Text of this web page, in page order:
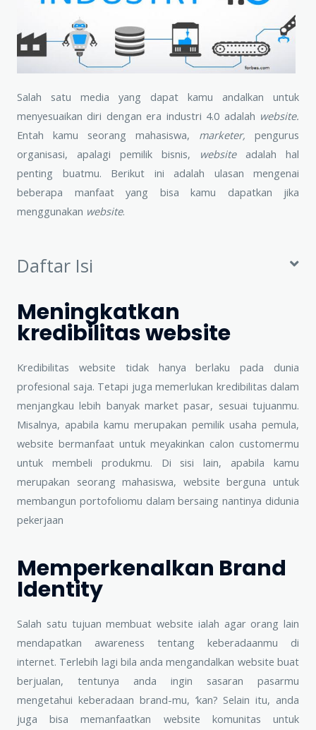
Salah satu media yang dapat kamu andalkan untuk
menyesuaikan diri dengan era industri 4.0 adalah website.
Entah kamu seorang mahasiswa, marketer, pengurus
organisasi, apalagi pemilik bisnis, website adalah hal
penting buatmu. Berikut ini adalah ulasan mengenai
beberapa manfaat yang bisa kamu dapatkan jika
menggunakan website.
Daftar Isi
Meningkatkan
kredibilitas website
Kredibilitas website tidak hanya berlaku pada dunia
profesional saja. Tetapi juga memerlukan kredibilitas dalam
menjangkau lebih banyak market pasar, sesuai tujuanmu.
Misalnya, apabila kamu merupakan pemilik usaha pemula,
website bermanfaat untuk meyakinkan calon customermu
untuk membeli produkmu. Di sisi lain, apabila kamu
merupakan seorang mahasiswa, website berguna untuk
membangun portofoliomu dalam bersaing nantinya didunia
pekerjaan
Memperkenalkan Brand
Identity
Salah satu tujuan membuat website ialah agar orang lain
mendapatkan awareness tentang keberadaanmu di
internet. Terlebih lagi bila anda mengandalkan website buat
berjualan, tentunya anda ingin sasaran pasarmu
mengetahui keberadaan brand-mu, ‘kan? Selain itu, anda
juga bisa memanfaatkan website komunitas untuk